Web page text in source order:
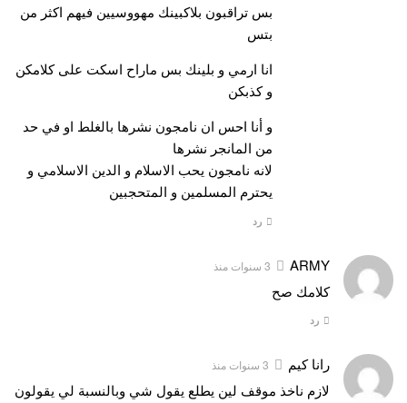
بس تراقبون بلاكبينك مهووسيين فيهم اكثر من
بتس
انا ارمي و بلينك بس ماراح اسكت على كلامكن
و كذبكن
و أنا احس ان نامجون نشرها بالغلط او في حد
من المانجر نشرها
لانه نامجون يحب الاسلام و الدين الاسلامي و
يحترم المسلمين و المتحجبين
رد
ARMY 3 سنوات منذ
كلامك صح
رد
رانا كيم 3 سنوات منذ
لازم ناخذ موقف لين يطلع يقول شي وبالنسبة لي يقولون